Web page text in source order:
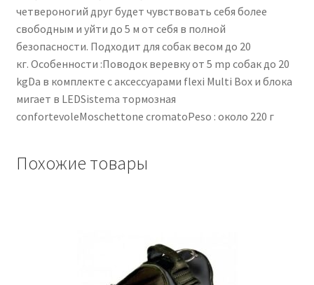
четвероногий друг будет чувствовать себя более
свободным и уйти до 5 м от себя в полной
безопасности. Подходит для собак весом до 20
кг. Особенности :Поводок веревку от 5 mp собак до 20
kgDa в комплекте с аксессуарами flexi Multi Box и блока
мигает в LEDSistema тормозная
confortevoleMoschettone cromatoPeso : около 220 г
Похожие товары